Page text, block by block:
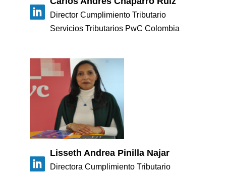
Director Cumplimiento Tributario
Servicios Tributarios PwC Colombia
Lisseth Andrea Pinilla Najar
Directora Cumplimiento Tributario